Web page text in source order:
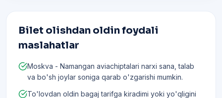
Bilet olishdan oldin foydali
maslahatlar
Moskva - Namangan aviachiptalari narxi sana, talab
va bo'sh joylar soniga qarab o'zgarishi mumkin.
To'lovdan oldin bagaj tarifga kiradimi yoki yo'qligini